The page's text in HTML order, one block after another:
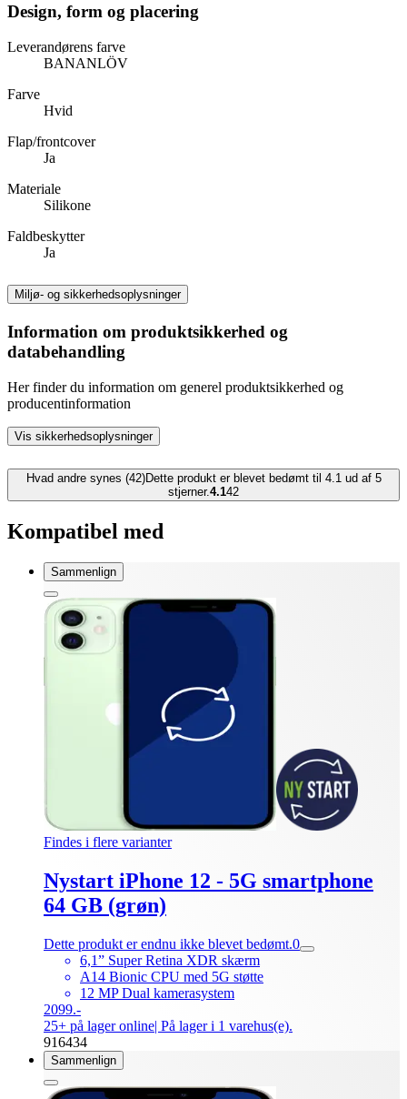
Design, form og placering
Leverandørens farve
BANANLÖV
Farve
Hvid
Flap/frontcover
Ja
Materiale
Silikone
Faldbeskytter
Ja
Miljø- og sikkerhedsoplysninger
Information om produktsikkerhed og
databehandling
Her finder du information om generel produktsikkerhed og
producentinformation
Vis sikkerhedsoplysninger
Hvad andre synes (42)Dette produkt er blevet bedømt til 4.1 ud af 5
stjerner.4.142
Kompatibel med
Sammenlign
Findes i flere varianter
Nystart iPhone 12 - 5G smartphone
64 GB (grøn)
Dette produkt er endnu ikke blevet bedømt.0
6,1” Super Retina XDR skærm
A14 Bionic CPU med 5G støtte
12 MP Dual kamerasystem
2099.-
25+ på lager online| På lager i 1 varehus(e).
916434
Sammenlign